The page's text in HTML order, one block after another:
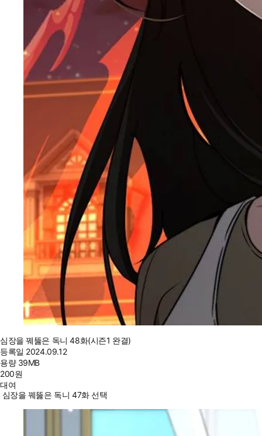
심장을 꿰뚫은 독니 48화(시즌1 완결)
등록일 2024.09.12
용량 39MB
200원
대여
심장을 꿰뚫은 독니 47화 선택